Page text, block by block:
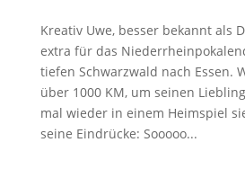
Kreativ Uwe, besser bekannt als
extra für das
tiefen Schwarzwald nach Essen.
über 1000 KM, um seinen
mal wieder in einem Heimspiel
seine Eindrücke: Sooooo...